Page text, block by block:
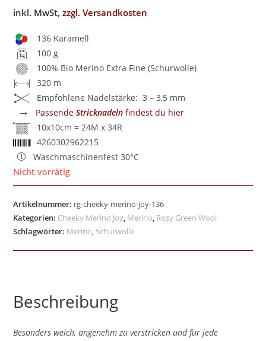
inkl. MwSt,zzgl. Versandkosten
136 Karamell
100 g
100% Bio Merino Extra Fine (Schurwolle)
320 m
Empfohlene Nadelstärke: 3 – 3,5 mm
→ PassendeStricknadeln findest du hier
10x10cm = 24M x 34R
4260302962215
Waschmaschinenfest 30°C
Nicht vorrätig
Artikelnummer: rg-cheeky-merino-joy-136
Kategorien: Cheeky Merino Joy, Merino, Rosy Green Wool
Schlagwörter: Merino, Schurwolle
Beschreibung
Besonders weich, angenehm zu verstricken und für jede